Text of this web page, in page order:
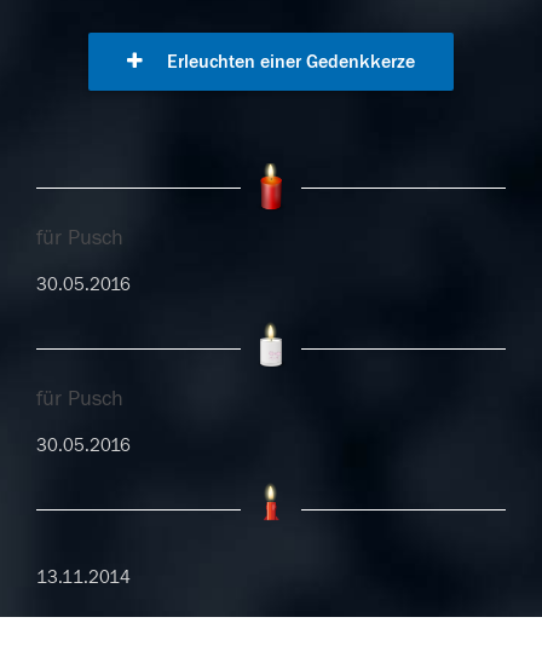
Erleuchten einer Gedenkkerze
für Pusch
30.05.2016
für Pusch
30.05.2016
13.11.2014